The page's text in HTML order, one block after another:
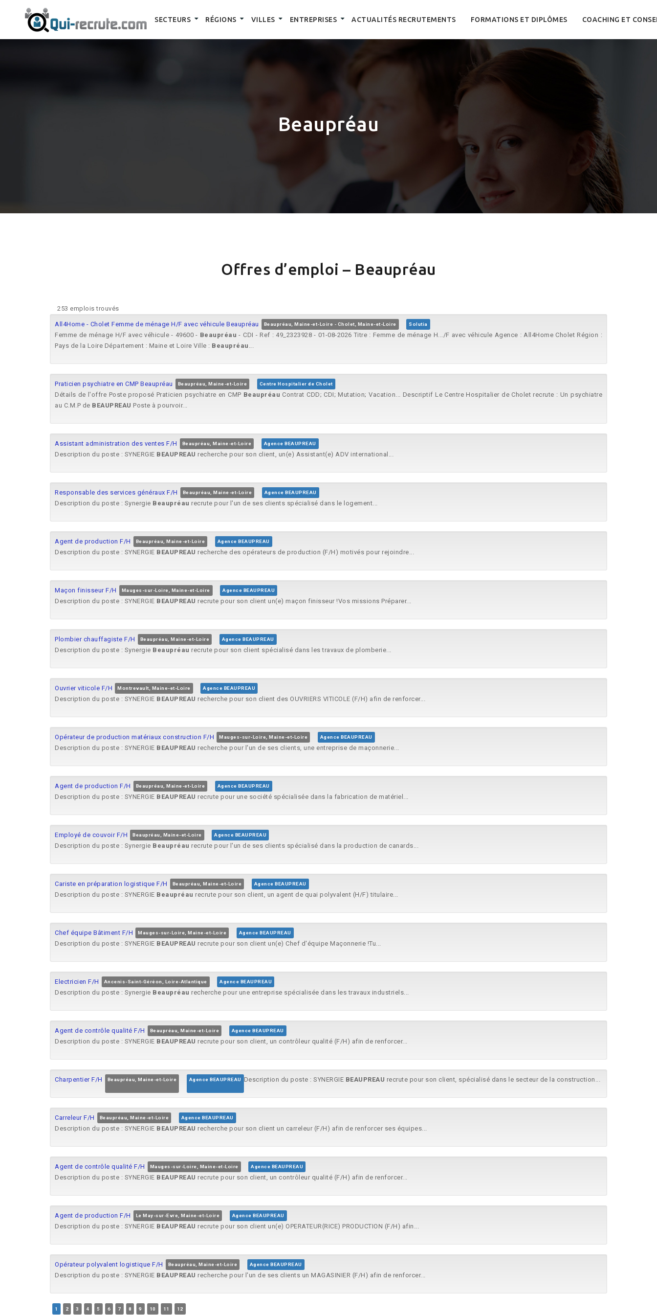
SECTEURS RÉGIONS VILLES ENTREPRISES ACTUALITÉS RECRUTEMENTS FORMATIONS ET DIPLÔMES COACHING ET
Beaupréau
Offres d’emploi – Beaupréau
253 emplois trouvés
All4Home - Cholet Femme de ménage H/F avec véhicule Beaupréau Beaupréau, Maine-et-Loire - Cholet, Maine-et-Loire Solutia
Femme de ménage H/F avec véhicule - 49600 - Beaupréau - CDI - Ref : 49_2323928 - 01-08-2026 Titre : Femme de ménage H.../F avec véhicule Agence : All4Home Cholet Région :
Pays de la Loire Département : Maine et Loire Ville : Beaupréau ...
Praticien psychiatre en CMP Beaupréau Beaupréau, Maine-et-Loire Centre Hospitalier de Cholet
Détails de l'offre Poste proposé Praticien psychiatre en CMP Beaupréau Contrat CDD; CDI; Mutation; Vacation... Descriptif Le Centre Hospitalier de Cholet recrute : Un psychiatre
au C.M.P de BEAUPREAU Poste à pourvoir...
Assistant administration des ventes F/H Beaupréau, Maine-et-Loire Agence BEAUPREAU
Description du poste : SYNERGIE BEAUPREAU recherche pour son client, un(e) Assistant(e) ADV international...
Responsable des services généraux F/H Beaupréau, Maine-et-Loire Agence BEAUPREAU
Description du poste : Synergie Beaupréau recrute pour l'un de ses clients spécialisé dans le logement...
Agent de production F/H Beaupréau, Maine-et-Loire Agence BEAUPREAU
Description du poste : SYNERGIE BEAUPREAU recherche des opérateurs de production (F/H) motivés pour rejoindre...
Maçon finisseur F/H Mauges-sur-Loire, Maine-et-Loire Agence BEAUPREAU
Description du poste : SYNERGIE BEAUPREAU recrute pour son client un(e) maçon finisseur !Vos missions Préparer...
Plombier chauffagiste F/H Beaupréau, Maine-et-Loire Agence BEAUPREAU
Description du poste : Synergie Beaupréau recrute pour son client spécialisé dans les travaux de plomberie...
Ouvrier viticole F/H Montrevault, Maine-et-Loire Agence BEAUPREAU
Description du poste : SYNERGIE BEAUPREAU recherche pour son client des OUVRIERS VITICOLE (F/H) afin de renforcer...
Opérateur de production matériaux construction F/H Mauges-sur-Loire, Maine-et-Loire Agence BEAUPREAU
Description du poste : SYNERGIE BEAUPREAU recherche pour l'un de ses clients, une entreprise de maçonnerie...
Agent de production F/H Beaupréau, Maine-et-Loire Agence BEAUPREAU
Description du poste : SYNERGIE BEAUPREAU recrute pour une société spécialisée dans la fabrication de matériel...
Employé de couvoir F/H Beaupréau, Maine-et-Loire Agence BEAUPREAU
Description du poste : Synergie Beaupréau recrute pour l'un de ses clients spécialisé dans la production de canards...
Cariste en préparation logistique F/H Beaupréau, Maine-et-Loire Agence BEAUPREAU
Description du poste : SYNERGIE Beaupréau recrute pour son client, un agent de quai polyvalent (H/F) titulaire...
Chef équipe Bâtiment F/H Mauges-sur-Loire, Maine-et-Loire Agence BEAUPREAU
Description du poste : SYNERGIE BEAUPREAU recrute pour son client un(e) Chef d'équipe Maçonnerie !Tu...
Electricien F/H Ancenis-Saint-Géréon, Loire-Atlantique Agence BEAUPREAU
Description du poste : Synergie Beaupréau recherche pour une entreprise spécialisée dans les travaux industriels...
Agent de contrôle qualité F/H Beaupréau, Maine-et-Loire Agence BEAUPREAU
Description du poste : SYNERGIE BEAUPREAU recrute pour son client, un contrôleur qualité (F/H) afin de renforcer...
Charpentier F/H Beaupréau, Maine-et-Loire Agence BEAUPREAU Description du poste : SYNERGIE BEAUPREAU recrute pour son client, spécialisé dans le secteur de la construction...
Carreleur F/H Beaupréau, Maine-et-Loire Agence BEAUPREAU
Description du poste : SYNERGIE BEAUPREAU recherche pour son client un carreleur (F/H) afin de renforcer ses équipes...
Agent de contrôle qualité F/H Mauges-sur-Loire, Maine-et-Loire Agence BEAUPREAU
Description du poste : SYNERGIE BEAUPREAU recrute pour son client, un contrôleur qualité (F/H) afin de renforcer...
Agent de production F/H Le May-sur-Evre, Maine-et-Loire Agence BEAUPREAU
Description du poste : SYNERGIE BEAUPREAU recrute pour son client un(e) OPERATEUR(RICE) PRODUCTION (F/H) afin...
Opérateur polyvalent logistique F/H Beaupréau, Maine-et-Loire Agence BEAUPREAU
Description du poste : SYNERGIE BEAUPREAU recherche pour l'un de ses clients un MAGASINIER (F/H) afin de renforcer...
1 2 3 4 5 6 7 8 9 10 11 12